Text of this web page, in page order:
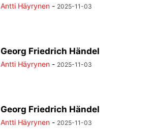
Antti Häyrynen - 2025-11-03
Georg Friedrich Händel
Antti Häyrynen - 2025-11-03
Georg Friedrich Händel
Antti Häyrynen - 2025-11-03